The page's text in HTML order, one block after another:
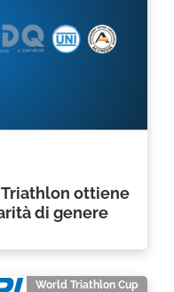
Triathlon ottiene
di genere
World Triathlon Cup